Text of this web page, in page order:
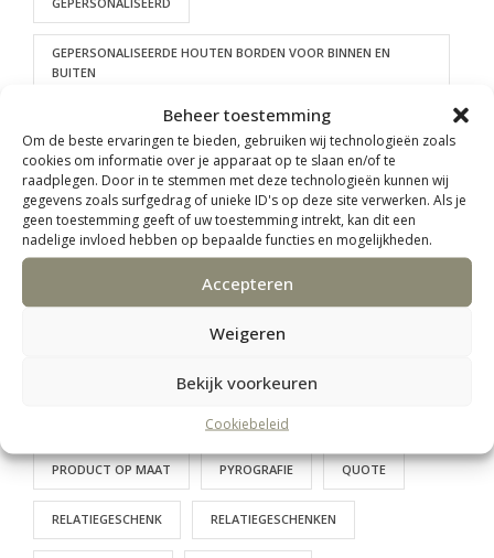
Beheer toestemming
Om de beste ervaringen te bieden, gebruiken wij technologieën zoals
cookies om informatie over je apparaat op te slaan en/of te
raadplegen. Door in te stemmen met deze technologieën kunnen wij
gegevens zoals surfgedrag of unieke ID's op deze site verwerken. Als je
geen toestemming geeft of uw toestemming intrekt, kan dit een
nadelige invloed hebben op bepaalde functies en mogelijkheden.
Accepteren
Weigeren
Bekijk voorkeuren
Cookiebeleid
GEPERSONALISEERDE HOUTEN BORDEN VOOR BINNEN EN
BUITEN
HOUT HOUTBRANDEN
HOUTEN BORDEN HOUTEN NAAMBORD
HOUTEN PRODUCTEN INGESCHILDERD
PERSONEELSUITJE
PRODUCT OP MAAT PYROGRAFIE QUOTE
RELATIEGESCHENK RELATIEGESCHENKEN